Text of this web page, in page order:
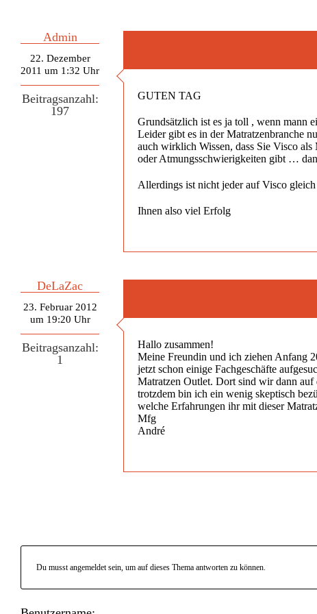
Admin
22. Dezember
2011 um 1:32 Uhr
Beitragsanzahl:
197
GUTEN TAG
Grundsätzlich ist es ja toll , wenn mann
Leider gibt es in der Matratzenbranche
auch wirklich Wissen, dass Sie Visco
oder Atmungsschwierigkeiten gibt …
Allerdings ist nicht jeder auf Visco
Ihnen also viel Erfolg
DeLaZac
23. Februar 2012
um 19:20 Uhr
Beitragsanzahl:
1
Hallo zusammen!
Meine Freundin und ich ziehen Anfang
jetzt schon einige Fachgeschäfte
Matratzen Outlet. Dort sind wir dann
trotzdem bin ich ein wenig skeptisch
welche Erfahrungen ihr mit dieser
Mfg
André
Du musst angemeldet sein, um auf dieses Thema antworten zu können.